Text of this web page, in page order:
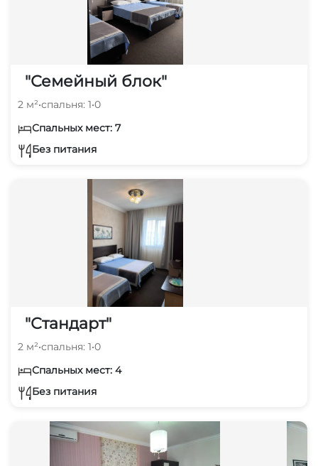
"Семейный блок"
2 м²•спальня: 1•0
Спальных мест: 7
Без питания
"Стандарт"
2 м²•спальня: 1•0
Спальных мест: 4
Без питания